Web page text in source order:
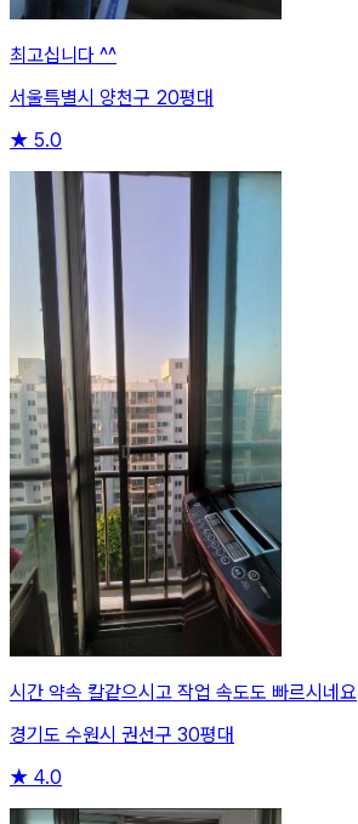
최고십니다 ^^
서울특별시 양천구 20평대
★ 5.0
시간 약속 칼같으시고 작업 속도도 빠르시네요
경기도 수원시 권선구 30평대
★ 4.0